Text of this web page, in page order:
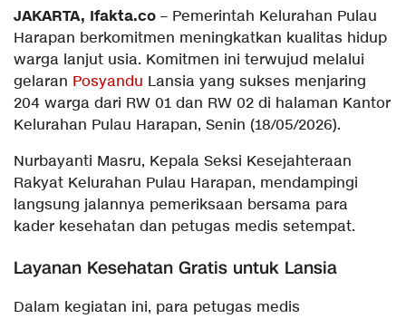
JAKARTA, Ifakta.co – Pemerintah Kelurahan Pulau
Harapan berkomitmen meningkatkan kualitas hidup
warga lanjut usia. Komitmen ini terwujud melalui
gelaran Posyandu Lansia yang sukses menjaring
204 warga dari RW 01 dan RW 02 di halaman Kantor
Kelurahan Pulau Harapan, Senin (18/05/2026).
Nurbayanti Masru, Kepala Seksi Kesejahteraan
Rakyat Kelurahan Pulau Harapan, mendampingi
langsung jalannya pemeriksaan bersama para
kader kesehatan dan petugas medis setempat.
Layanan Kesehatan Gratis untuk Lansia
Dalam kegiatan ini, para petugas medis